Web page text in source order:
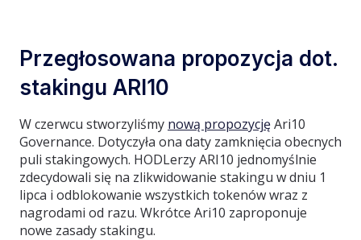
Przegłosowana propozycja dot.
stakingu ARI10
W czerwcu stworzyliśmy nową propozycjęAri10
Governance. Dotyczyła ona daty zamknięcia obecnych
puli stakingowych. HODLerzy ARI10 jednomyślnie
zdecydowali się na zlikwidowanie stakingu w dniu 1
lipca i odblokowanie wszystkich tokenów wraz z
nagrodami od razu. Wkrótce Ari10 zaproponuje
nowe zasady stakingu.